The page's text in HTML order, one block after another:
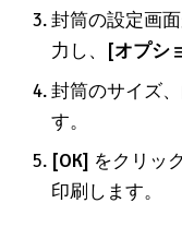
封筒の設定画
力し、
[オプシ
封筒のサイズ
す。
[OK] をクリッ
印刷します。